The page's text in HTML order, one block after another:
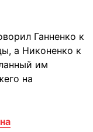
Ганненко к
а Никоненко к
им
на